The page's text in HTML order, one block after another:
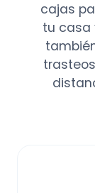
cajas
tu casa